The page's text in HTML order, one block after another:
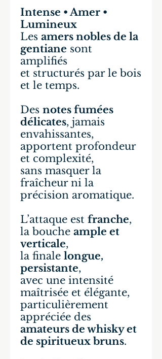
Intense • Amer •
Lumineux
Les amers nobles de la
gentiane sont
amplifiés
et structurés par le bois
et le temps.
Des notes fumées
délicates, jamais
envahissantes,
apportent profondeur
et complexité,
sans masquer la
fraîcheur ni la
précision aromatique.
L’attaque est franche,
la bouche ample et
verticale,
la finale longue,
persistante,
avec une intensité
maîtrisée et élégante,
particulièrement
appréciée des
amateurs de whisky et
de spiritueux bruns.